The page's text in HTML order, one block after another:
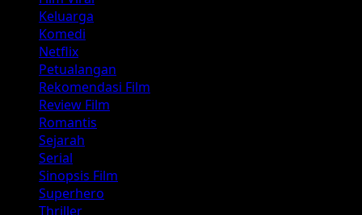
Keluarga
Komedi
Netflix
Petualangan
Rekomendasi Film
Review Film
Romantis
Sejarah
Serial
Sinopsis Film
Superhero
Thriller